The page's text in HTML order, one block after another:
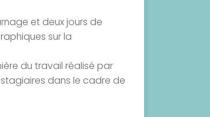
et deux jours de
sur la
du travail réalisé par
dans le cadre de